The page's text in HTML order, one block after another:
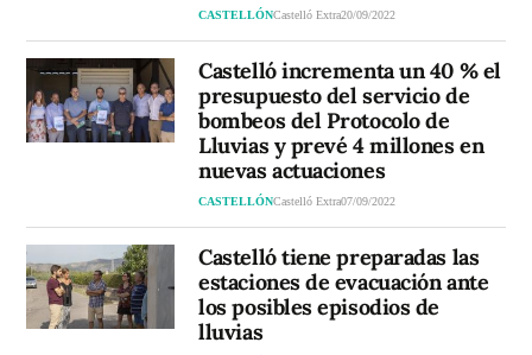
CASTELLÓNCastelló Extra20/09/2022
Castelló incrementa un 40 % el
presupuesto del servicio de
bombeos del Protocolo de
Lluvias y prevé 4 millones en
nuevas actuaciones
CASTELLÓNCastelló Extra07/09/2022
Castelló tiene preparadas las
estaciones de evacuación ante
los posibles episodios de
lluvias